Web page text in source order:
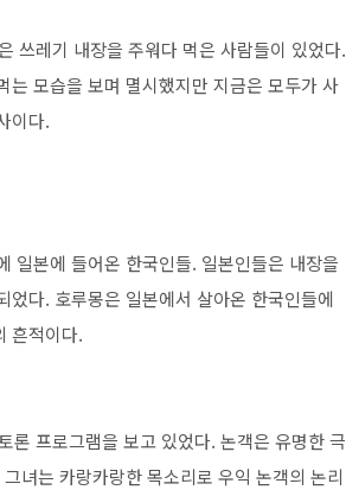
쓰레기 내장을 주워다 먹은 사람들이 있었다.
는 모습을 보며 멸시했지만 지금은 모두가 사
이다.
일본에 들어온 한국인들. 일본인들은 내장을
다. 호루몽은 일본에서 살아온 한국인들에
흔적이다.
론 프로그램을 보고 있었다. 논객은 유명한 극
녀는 카랑카랑한 목소리로 우익 논객의 논리